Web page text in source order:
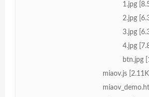
1.jpg
2.jpg
3.jpg
4.jpg
btn.jpg
miaov.js [2.11K]